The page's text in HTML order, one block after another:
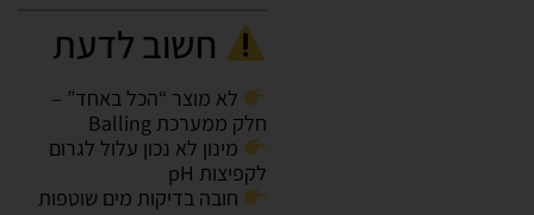
חשוב לדעת
לא מוצר “הכל באחד” –
חלק ממערכת Balling
מינון לא נכון עלול לגרום
לקפיצות pH
חובה בדיקות מים שוטפות